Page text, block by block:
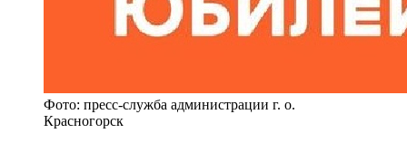
Фото: пресс-служба администрации г. о.
Красногорск